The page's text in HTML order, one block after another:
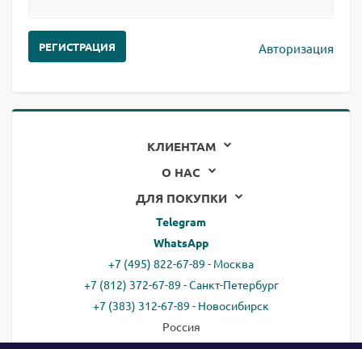
Авторизация
КЛИЕНТАМ
О НАС
ДЛЯ ПОКУПКИ
Telegram
WhatsApp
+7 (495) 822-67-89 - Москва
+7 (812) 372-67-89 - Санкт-Петербург
+7 (383) 312-67-89 - Новосибирск
Россия